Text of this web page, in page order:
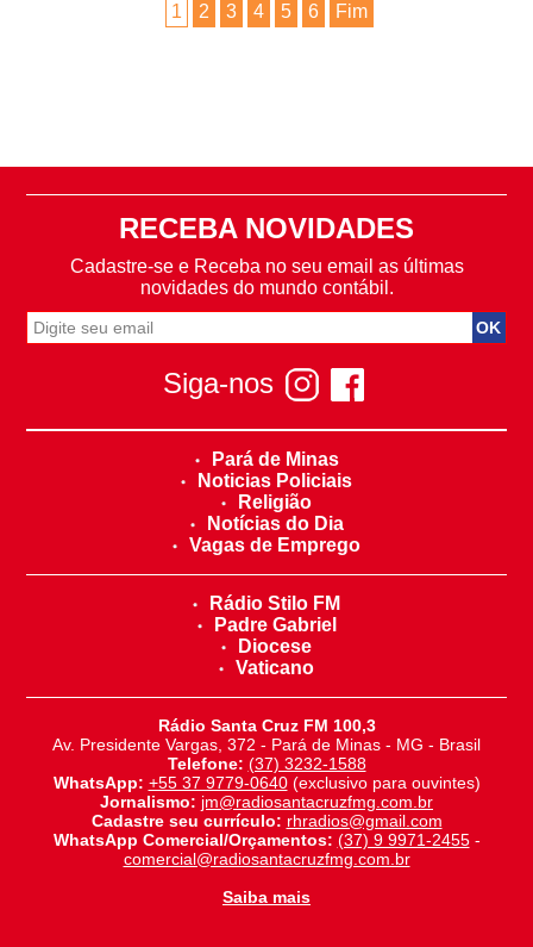
1 2 3 4 5 6 Fim
RECEBA NOVIDADES
Cadastre-se e Receba no seu email as últimas
novidades do mundo contábil.
Siga-nos
Pará de Minas
Noticias Policiais
Religião
Notícias do Dia
Vagas de Emprego
Rádio Stilo FM
Padre Gabriel
Diocese
Vaticano
Rádio Santa Cruz FM 100,3
Av. Presidente Vargas, 372 - Pará de Minas - MG - Brasil
Telefone: (37) 3232-1588
WhatsApp: +55 37 9779-0640(exclusivo para ouvintes)
Jornalismo: jm@radiosantacruzfmg.com.br
Cadastre seu currículo: rhradios@gmail.com
WhatsApp Comercial/Orçamentos: (37) 9 9971-2455-
comercial@radiosantacruzfmg.com.br
Saiba mais